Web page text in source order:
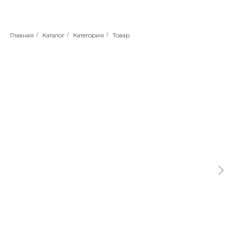
Главная / Каталог / Категория / Товар